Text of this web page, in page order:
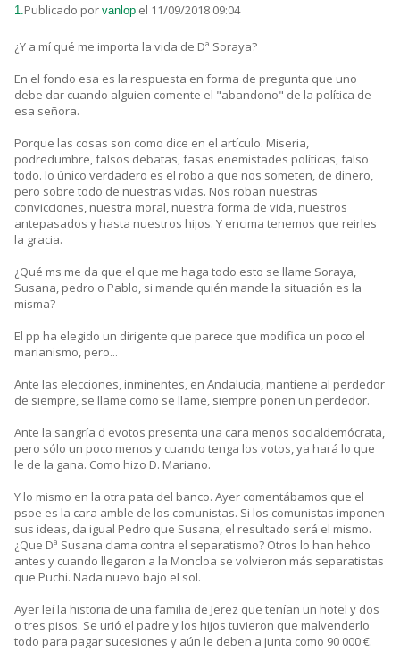
1. Publicado por vanlop el 11/09/2018 09:04
¿Y a mí qué me importa la vida de Dª Soraya?
En el fondo esa es la respuesta en forma de pregunta que uno
debe dar cuando alguien comente el "abandono" de la política de
esa señora.
Porque las cosas son como dice en el artículo. Miseria,
podredumbre, falsos debatas, fasas enemistades políticas, falso
todo. lo único verdadero es el robo a que nos someten, de dinero,
pero sobre todo de nuestras vidas. Nos roban nuestras
convicciones, nuestra moral, nuestra forma de vida, nuestros
antepasados y hasta nuestros hijos. Y encima tenemos que reirles
la gracia.
¿Qué ms me da que el que me haga todo esto se llame Soraya,
Susana, pedro o Pablo, si mande quién mande la situación es la
misma?
El pp ha elegido un dirigente que parece que modifica un poco el
marianismo, pero...
Ante las elecciones, inminentes, en Andalucía, mantiene al perdedor
de siempre, se llame como se llame, siempre ponen un perdedor.
Ante la sangría d evotos presenta una cara menos socialdemócrata,
pero sólo un poco menos y cuando tenga los votos, ya hará lo que
le de la gana. Como hizo D. Mariano.
Y lo mismo en la otra pata del banco. Ayer comentábamos que el
psoe es la cara amble de los comunistas. Si los comunistas imponen
sus ideas, da igual Pedro que Susana, el resultado será el mismo.
¿Que Dª Susana clama contra el separatismo? Otros lo han hehco
antes y cuando llegaron a la Moncloa se volvieron más separatistas
que Puchi. Nada nuevo bajo el sol.
Ayer leí la historia de una familia de Jerez que tenían un hotel y dos
o tres pisos. Se urió el padre y los hijos tuvieron que malvenderlo
todo para pagar sucesiones y aún le deben a junta como 90 000 €.